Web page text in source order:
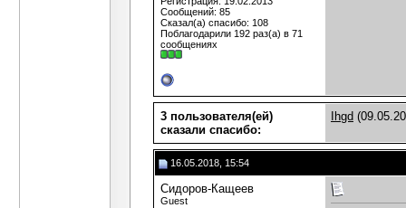
Сообщений: 85
Сказал(а) спасибо: 108
Поблагодарили 192 раз(а) в 71
сообщениях
3 пользователя(ей)
сказали cпасибо:
Ihgd
16.05.2018, 15:54
Сидоров-Кащеев
Guest